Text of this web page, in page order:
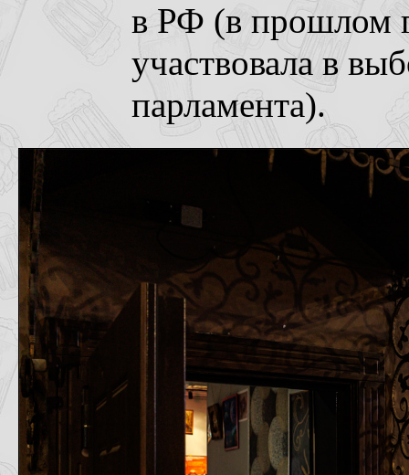
в РФ (в прошлом
участвовала в
парламента).